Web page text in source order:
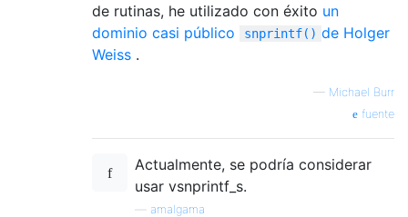
de rutinas, he utilizado con éxito un
dominio casi público
snprintf() de Holger
Weiss .
— Michael Burr
fuente
Actualmente, se podría considerar
usar vsnprintf_s.
amalgama